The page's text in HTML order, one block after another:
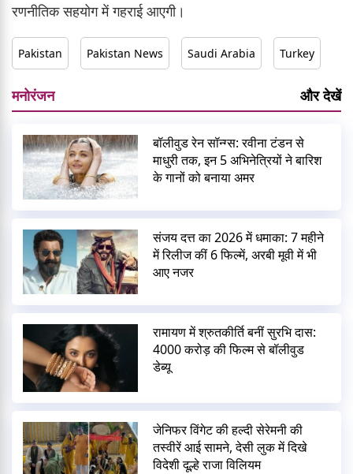
रणनीतिक सहयोग में गहराई आएगी।
Pakistan Pakistan News Saudi Arabia Turkey
मनोरंजन और देखें
बॉलीवुड रेन सॉन्ग्स: रवीना टंडन से
माधुरी तक, इन 5 अभिनेत्रियों ने बारिश
के गानों को बनाया अमर
संजय दत्त का 2026 में धमाका: 7 महीने
में रिलीज कीं 6 फिल्में, अरबी मूवी में भी
आए नजर
रामायण में श्रुतकीर्ति बनीं सुरभि दास:
4000 करोड़ की फिल्म से बॉलीवुड
डेब्यू
जेनिफर विंगेट की हल्दी सेरेमनी की
तस्वीरें आई सामने, देसी लुक में दिखे
विदेशी दूल्हे राजा विलियम